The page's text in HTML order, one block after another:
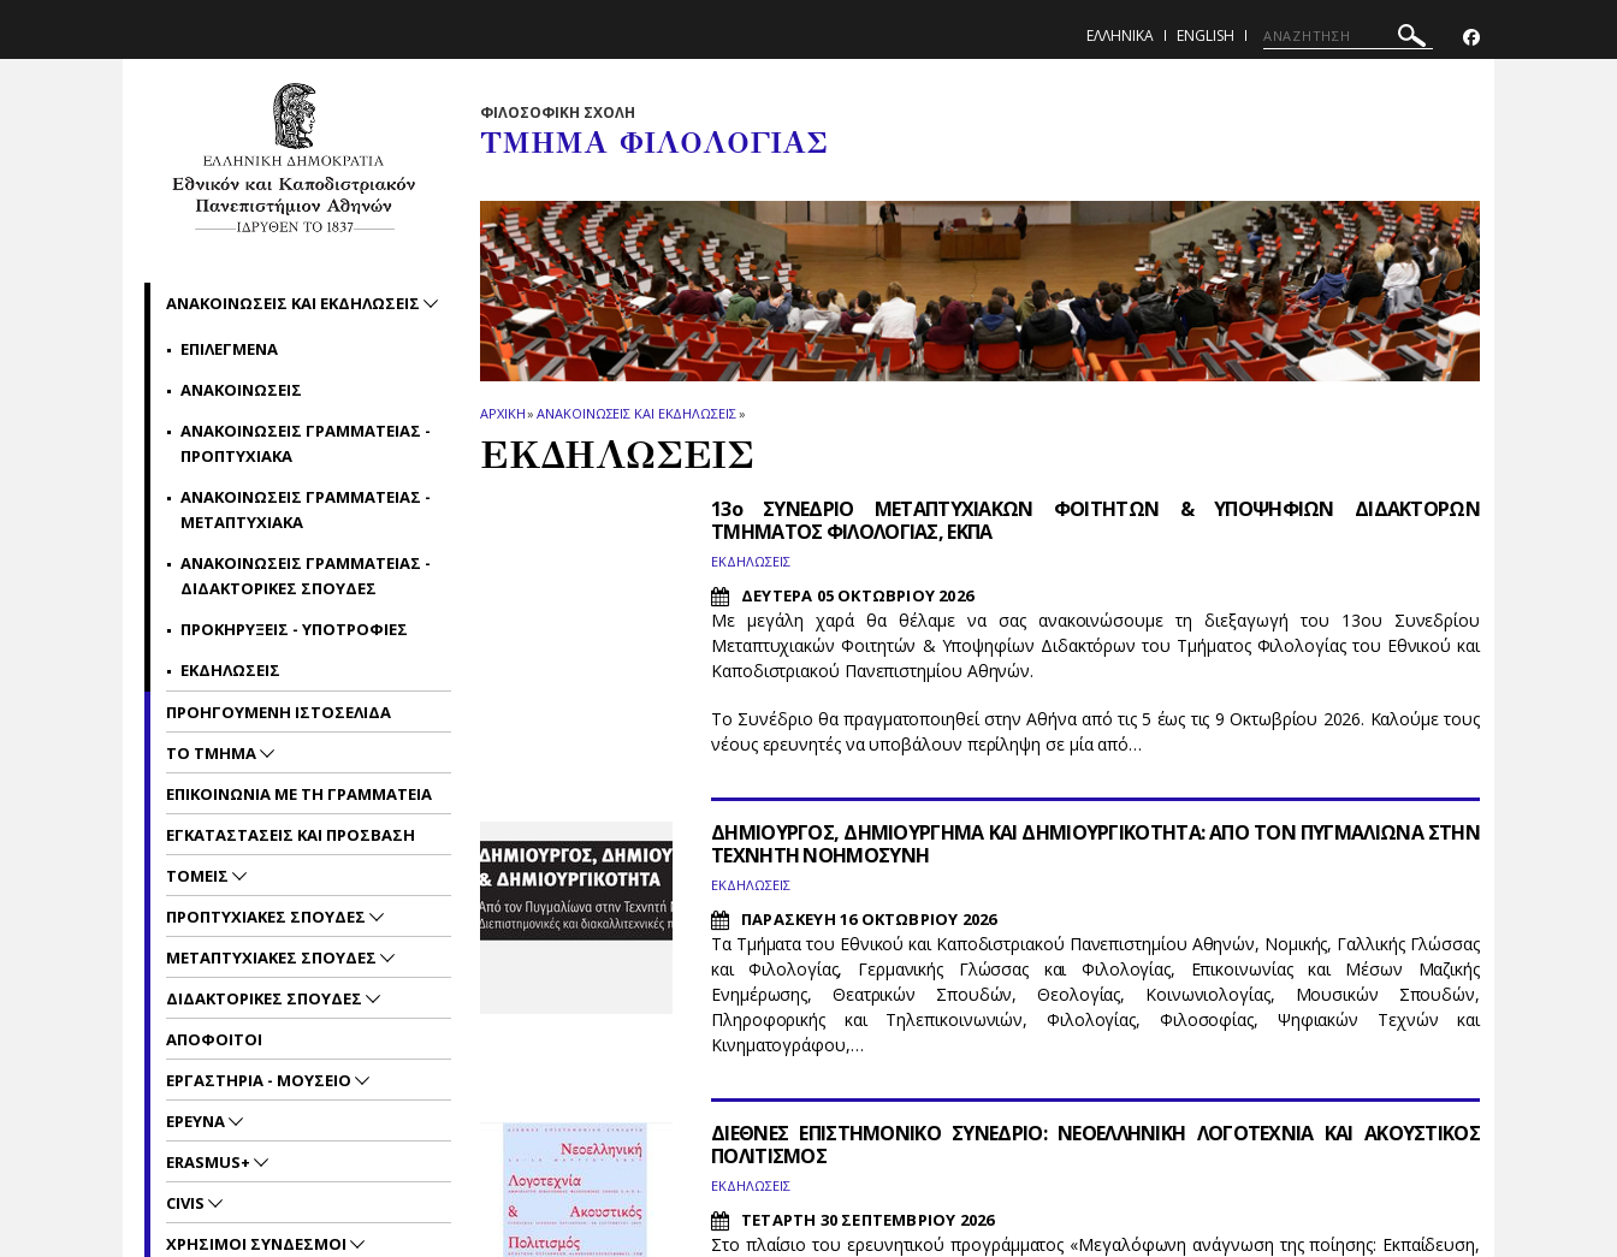
ΕΛΛΗΝΙΚΑ ENGLISH
ΦΙΛΟΣΟΦΙΚΗ ΣΧΟΛΗ
ΤΜΗΜΑ ΦΙΛΟΛΟΓΙΑΣ
ΑΡΧΙΚΗ» ΑΝΑΚΟΙΝΩΣΕΙΣ ΚΑΙ ΕΚΔΗΛΩΣΕΙΣ»
ΕΚΔΗΛΩΣΕΙΣ
13ο ΣΥΝΕΔΡΙΟ ΜΕΤΑΠΤΥΧΙΑΚΩΝ ΦΟΙΤΗΤΩΝ & ΥΠΟΨΗΦΙΩΝ ΔΙΔΑΚΤΟΡΩΝ
ΤΜΗΜΑΤΟΣ ΦΙΛΟΛΟΓΙΑΣ, ΕΚΠΑ
ΕΚΔΗΛΩΣΕΙΣ
ΔΕΥΤΕΡΑ 05 ΟΚΤΩΒΡΙΟΥ 2026
Με μεγάλη χαρά θα θέλαμε να σας ανακοινώσουμε τη διεξαγωγή του 13ου Συνεδρίου
Μεταπτυχιακών Φοιτητών & Υποψηφίων Διδακτόρων του Τμήματος Φιλολογίας του Εθνικού και
Καποδιστριακού Πανεπιστημίου Αθηνών.
Το Συνέδριο θα πραγματοποιηθεί στην Αθήνα από τις 5 έως τις 9 Οκτωβρίου 2026. Καλούμε τους
νέους ερευνητές να υποβάλουν περίληψη σε μία από…
ΔΗΜΙΟΥΡΓΟΣ, ΔΗΜΙΟΥΡΓΗΜΑ ΚΑΙ ΔΗΜΙΟΥΡΓΙΚΟΤΗΤΑ: ΑΠΟ ΤΟΝ ΠΥΓΜΑΛΙΩΝΑ ΣΤΗΝ
ΤΕΧΝΗΤΗ ΝΟΗΜΟΣΥΝΗ
ΕΚΔΗΛΩΣΕΙΣ
ΠΑΡΑΣΚΕΥΗ 16 ΟΚΤΩΒΡΙΟΥ 2026
Τα Τμήματα του Εθνικού και Καποδιστριακού Πανεπιστημίου Αθηνών, Νομικής, Γαλλικής Γλώσσας
και Φιλολογίας, Γερμανικής Γλώσσας και Φιλολογίας, Επικοινωνίας και Μέσων Μαζικής
Ενημέρωσης, Θεατρικών Σπουδών, Θεολογίας, Κοινωνιολογίας, Μουσικών Σπουδών,
Πληροφορικής και Τηλεπικοινωνιών, Φιλολογίας, Φιλοσοφίας, Ψηφιακών Τεχνών και
Κινηματογράφου,…
ΔΙΕΘΝΕΣ ΕΠΙΣΤΗΜΟΝΙΚΟ ΣΥΝΕΔΡΙΟ: ΝΕΟΕΛΛΗΝΙΚΗ ΛΟΓΟΤΕΧΝΙΑ ΚΑΙ ΑΚΟΥΣΤΙΚΟΣ
ΠΟΛΙΤΙΣΜΟΣ
ΕΚΔΗΛΩΣΕΙΣ
ΤΕΤΑΡΤΗ 30 ΣΕΠΤΕΜΒΡΙΟΥ 2026
Στο πλαίσιο του ερευνητικού προγράμματος «Μεγαλόφωνη ανάγνωση της ποίησης: Εκπαίδευση,
ΑΝΑΚΟΙΝΩΣΕΙΣ ΚΑΙ ΕΚΔΗΛΩΣΕΙΣ
ΕΠΙΛΕΓΜΕΝΑ
ΑΝΑΚΟΙΝΩΣΕΙΣ
ΑΝΑΚΟΙΝΩΣΕΙΣ ΓΡΑΜΜΑΤΕΙΑΣ -
ΠΡΟΠΤΥΧΙΑΚΑ
ΑΝΑΚΟΙΝΩΣΕΙΣ ΓΡΑΜΜΑΤΕΙΑΣ -
ΜΕΤΑΠΤΥΧΙΑΚΑ
ΑΝΑΚΟΙΝΩΣΕΙΣ ΓΡΑΜΜΑΤΕΙΑΣ -
ΔΙΔΑΚΤΟΡΙΚΕΣ ΣΠΟΥΔΕΣ
ΠΡΟΚΗΡΥΞΕΙΣ - ΥΠΟΤΡΟΦΙΕΣ
ΕΚΔΗΛΩΣΕΙΣ
ΠΡΟΗΓΟΥΜΕΝΗ ΙΣΤΟΣΕΛΙΔΑ
ΤΟ ΤΜΗΜΑ
ΕΠΙΚΟΙΝΩΝΙΑ ΜΕ ΤΗ ΓΡΑΜΜΑΤΕΙΑ
ΕΓΚΑΤΑΣΤΑΣΕΙΣ ΚΑΙ ΠΡΟΣΒΑΣΗ
ΤΟΜΕΙΣ
ΠΡΟΠΤΥΧΙΑΚΕΣ ΣΠΟΥΔΕΣ
ΜΕΤΑΠΤΥΧΙΑΚΕΣ ΣΠΟΥΔΕΣ
ΔΙΔΑΚΤΟΡΙΚΕΣ ΣΠΟΥΔΕΣ
ΑΠΟΦΟΙΤΟΙ
ΕΡΓΑΣΤΗΡΙΑ - ΜΟΥΣΕΙΟ
ΕΡΕΥΝΑ
ERASMUS+
CIVIS
ΧΡΗΣΙΜΟΙ ΣΥΝΔΕΣΜΟΙ